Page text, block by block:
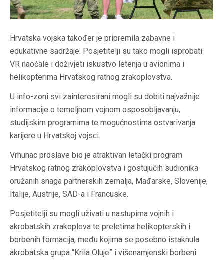
Hrvatska vojska također je pripremila zabavne i
edukativne sadržaje. Posjetitelji su tako mogli isprobati
VR naočale i doživjeti iskustvo letenja u avionima i
helikopterima Hrvatskog ratnog zrakoplovstva.
U info-zoni svi zainteresirani mogli su dobiti najvažnije
informacije o temeljnom vojnom osposobljavanju,
studijskim programima te mogućnostima ostvarivanja
karijere u Hrvatskoj vojsci.
Vrhunac proslave bio je atraktivan letački program
Hrvatskog ratnog zrakoplovstva i gostujućih sudionika
oružanih snaga partnerskih zemalja, Mađarske, Slovenije,
Italije, Austrije, SAD-a i Francuske.
Posjetitelji su mogli uživati u nastupima vojnih i
akrobatskih zrakoplova te preletima helikopterskih i
borbenih formacija, među kojima se posebno istaknula
akrobatska grupa “Krila Oluje” i višenamjenski borbeni